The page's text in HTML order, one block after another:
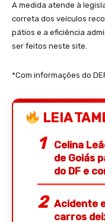
A medida atende à
correta dos veículos
pátios e a eficiência
ser feitos neste site.
*Com informações do
LEIA
Celina
de Goiás
do DF e
Acidente
carros